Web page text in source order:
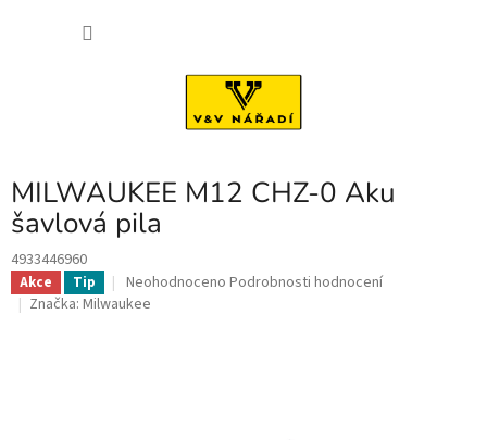
MILWAUKEE M12 CHZ-0 Aku
šavlová pila
4933446960
Akce Tip
Průměrné
hodnocení
Neohodnoceno Podrobnosti hodnocení
Značka: Milwaukee